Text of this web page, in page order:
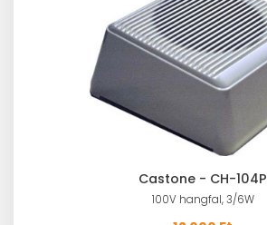
Castone - CH-104P
100V hangfal, 3/6W